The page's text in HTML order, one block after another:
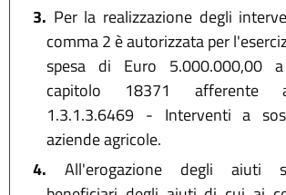
3. Per la realizzazione degli
comma 2 è autorizzata per
spesa di Euro 5.000.000,00
capitolo 18371 afferente
1.3.1.3.6469 - Interventi a
aziende agricole.
4. All'erogazione degli aiuti